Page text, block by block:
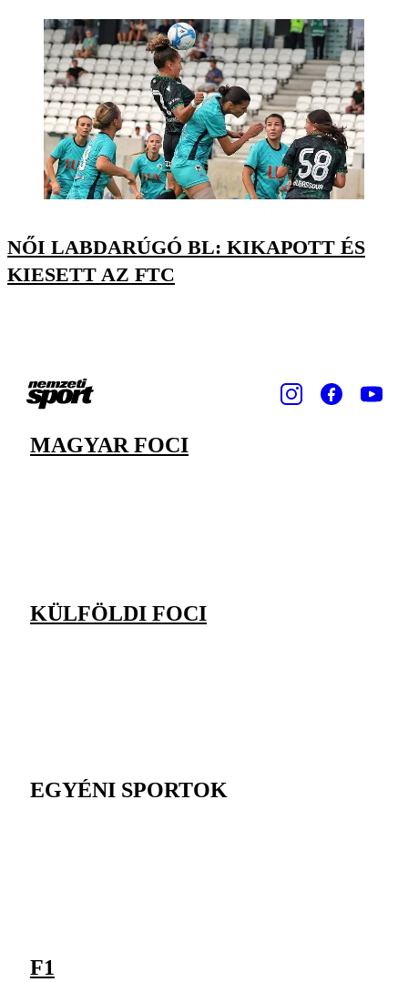
NŐI LABDARÚGÓ BL: KIKAPOTT ÉS
KIESETT AZ FTC
MAGYAR FOCI
KÜLFÖLDI FOCI
EGYÉNI SPORTOK
F1